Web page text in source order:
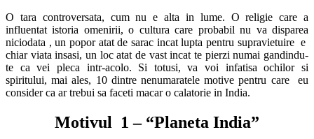
O tara controversata, cum nu e alta in lume. O religie care a
influentat istoria omenirii, o cultura care probabil nu va disparea
niciodata , un popor atat de sarac incat lupta pentru supravietuire e
chiar viata insasi, un loc atat de vast incat te pierzi numai gandindu-
te ca vei pleca intr-acolo. Si totusi, va voi infatisa ochilor si
spiritului, mai ales, 10 dintre nenumaratele motive pentru care eu
consider ca ar trebui sa faceti macar o calatorie in India.
Motivul 1 – “Planeta India”